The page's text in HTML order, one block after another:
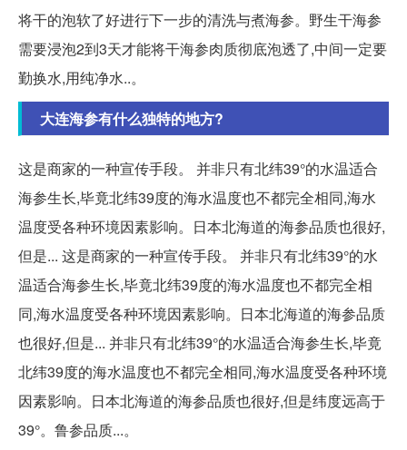
将干的泡软了好进行下一步的清洗与煮海参。野生干海参
需要浸泡2到3天才能将干海参肉质彻底泡透了,中间一定要
勤换水,用纯净水..。
大连海参有什么独特的地方?
这是商家的一种宣传手段。 并非只有北纬39°的水温适合
海参生长,毕竟北纬39度的海水温度也不都完全相同,海水
温度受各种环境因素影响。日本北海道的海参品质也很好,
但是... 这是商家的一种宣传手段。 并非只有北纬39°的水
温适合海参生长,毕竟北纬39度的海水温度也不都完全相
同,海水温度受各种环境因素影响。日本北海道的海参品质
也很好,但是... 并非只有北纬39°的水温适合海参生长,毕竟
北纬39度的海水温度也不都完全相同,海水温度受各种环境
因素影响。日本北海道的海参品质也很好,但是纬度远高于
39°。鲁参品质...。